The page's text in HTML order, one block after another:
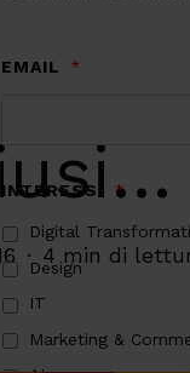
4 min di
EMAIL *
INTERESSI *
Digital
Design
IT
Marketing &